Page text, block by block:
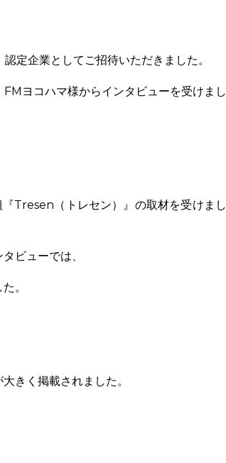
定企業としてご招待いただきました。
ヨコハマ様からインタビューを受けまし
Tresen（トレセン）』の取材を受けまし
ビューでは、
。
きく掲載されました。